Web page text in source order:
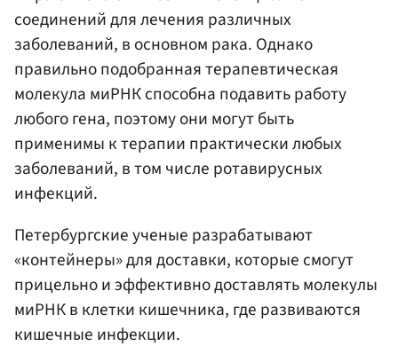
соединений для лечения различных
заболеваний, в основном рака. Однако
правильно подобранная терапевтическая
молекула миРНК способна подавить работу
любого гена, поэтому они могут быть
применимы к терапии практически любых
заболеваний, в том числе ротавирусных
инфекций.
Петербургские ученые разрабатывают
«контейнеры» для доставки, которые смогут
прицельно и эффективно доставлять молекулы
миРНК в клетки кишечника, где развиваются
кишечные инфекции.